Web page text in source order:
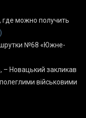
можно получить
№68 «Южне-
Новацький закликав
військовими